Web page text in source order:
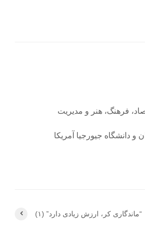
فرهنگ، هنر و مدیریت
دانشگاه جیورجیا آمریکا
“ماندگاری کر، ارزش زیادی دارد” (۱)